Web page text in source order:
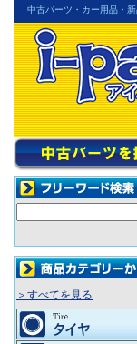
中古パーツ・カー用品・
＞すべてを見る